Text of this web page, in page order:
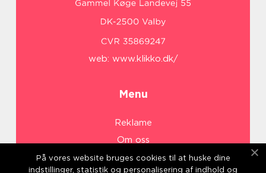
web: www.klikko.dk/
Menu
Reklame
Om oss
Cookies
På vores website bruges cookies til at huske dine
indstillinger, statistik og personalisering af indhold og